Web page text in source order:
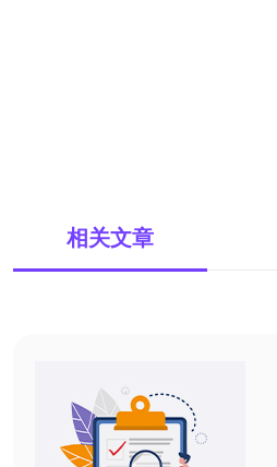
相关文章